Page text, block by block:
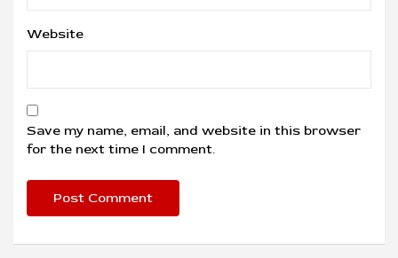
Website
Save my name, email, and website in this browser
for the next time I comment.